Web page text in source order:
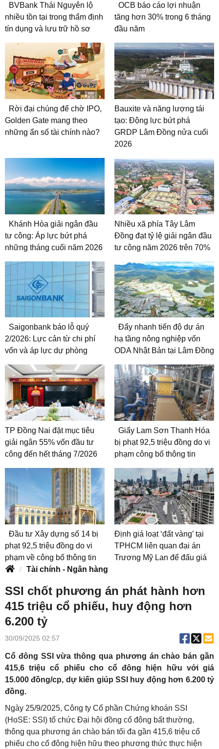
BVBank Thái Nguyên lộ
nhiều tồn tại trong thẩm định
tín dụng và lưu trữ hồ sơ
OCB báo cáo lợi nhuận
tăng hơn 30% trong 6 tháng
đầu năm
Rời đại chúng để chờ IPO,
Golden Gate mang theo
những ẩn số tài chính nào?
Bauxite và năng lượng tái
tạo: Động lực bứt phá
GRDP Lâm Đồng nửa cuối
2026
Khánh Hòa giải ngân đầu
tư công: Áp lực bứt phá
những tháng cuối năm 2026
Nhiều xã phía Tây Lâm
Đồng đạt tỷ lệ giải ngân đầu
tư công năm 2026 trên 70%
Saigonbank báo lỗ quý
2/2026: Lực cản từ chi phí
vốn và áp lực dự phòng
Đẩy nhanh tiến độ dự án
hạ tầng nông nghiệp vốn
ODA Nhật Bản tại Lâm Đồng
TP Đồng Nai đặt mục tiêu
giải ngân 55% vốn đầu tư
công đến hết tháng 7/2026
Giấy Lam Sơn Thanh Hóa
bị phạt 92,5 triệu đồng do vi
phạm công bố thông tin
Đầu tư Xây dựng số 14 bị
phạt 92,5 triệu đồng do vi
phạm về công bố thông tin
Định giá loạt ‘đất vàng’ tại
TPHCM liên quan đại án
Trương Mỹ Lan để đấu giá
Tài chính - Ngân hàng
SSI chốt phương án phát hành hơn
415 triệu cổ phiếu, huy động hơn
6.200 tỷ
30/09/2025 02:57
Cổ đông SSI vừa thông qua phương án chào bán gần
415,6 triệu cổ phiếu cho cổ đông hiện hữu với giá
15.000 đồng/cp, dự kiến giúp SSI huy động hơn 6.200 tỷ
đồng.
Ngày 25/9/2025, Công ty Cổ phần Chứng khoán SSI
(HoSE: SSI) tổ chức Đại hội đồng cổ đông bất thường,
thông qua phương án chào bán tối đa gần 415,6 triệu cổ
phiếu cho cổ đông hiện hữu theo phương thức thực hiện